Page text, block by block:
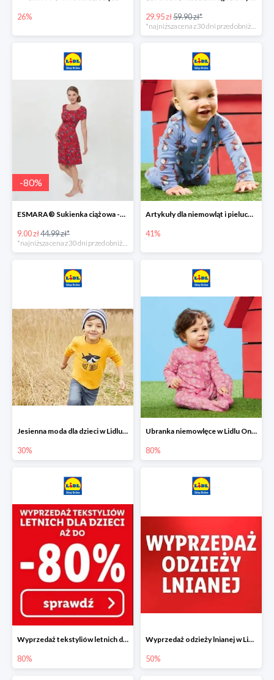
26% 29.95 zł59.90 zł*
-80%
ESMARA® Sukienka ciążowa -79%
9.00 zł44.99 zł*
Artykuły dla niemowląt i pieluchy w Lidlu Online do -41%
41%
Jesienna moda dla dzieci w Lidlu Online do -30%
30%
Ubranka niemowlęce w Lidlu Online do -80%
80%
Wyprzedaż tekstyliów letnich dla dzieci w Lidlu Online do -80%
80%
Wyprzedaż odzieży lnianej w Lidlu Online do -50%
50%